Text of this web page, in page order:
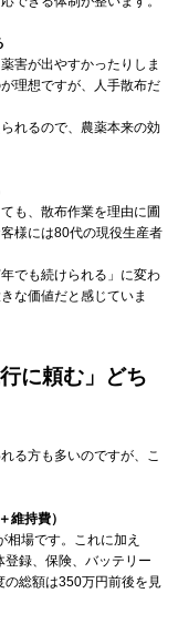
害が出やすかったりしま
理想ですが、人手散布だ
れるので、農薬本来の効
も、散布作業を理由に圃
様には80代の現役生産者
でも続けられる」に変わ
な価値だと感じていま
に頼む」どち
る方も多いのですが、こ
維持費）
相場です。これに加え
録、保険、バッテリー
の総額は350万円前後を見